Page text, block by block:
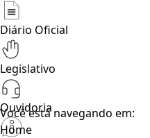
Diário Oficial
Legislativo
Ouvidoria
Você está navegando em:
Home